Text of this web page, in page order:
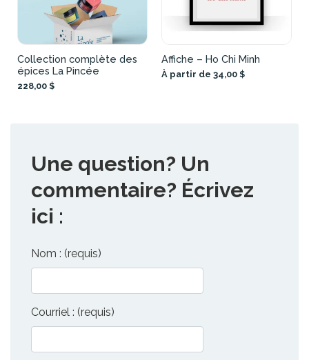
Collection complète des
épices La Pincée
228,00 $
Affiche – Ho Chi Minh
À partir de 34,00 $
Une question? Un
commentaire? Écrivez
ici :
Nom : (requis)
Courriel : (requis)